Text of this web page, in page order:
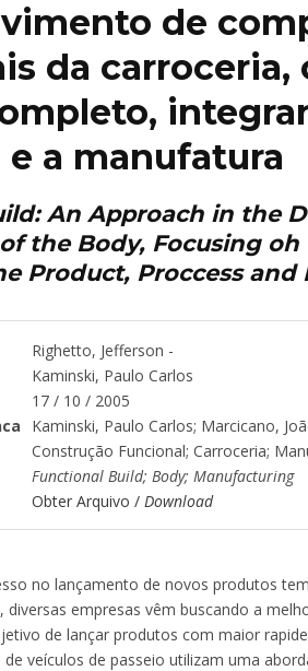
de
da carroceria,
e a manufatura
An Approach in the
the Body, Focusing
Product, Proccess and
Righetto, Jefferson -
Kaminski, Paulo Carlos
17 / 10 / 2005
Kaminski, Paulo Carlos; Marcicano,
Construção Funcional; Carroceria;
Functional Build; Body; Manufacturing
Obter Arquivo / Download
no lançamento de novos produtos
diversas empresas vêm buscando a
de lançar produtos com maior
veículos de passeio utilizam uma